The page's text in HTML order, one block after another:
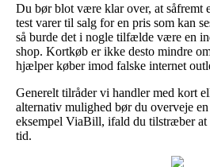
Du bør blot være klar over, at såfremt
test varer til salg for en pris som kan
så burde det i nogle tilfælde være en
shop. Kortkøb er ikke desto mindre
hjælper køber imod falske internet
Generelt tilråder vi handler med kort
alternativ mulighed bør du overveje
eksempel ViaBill, ifald du tilstræber at
tid.